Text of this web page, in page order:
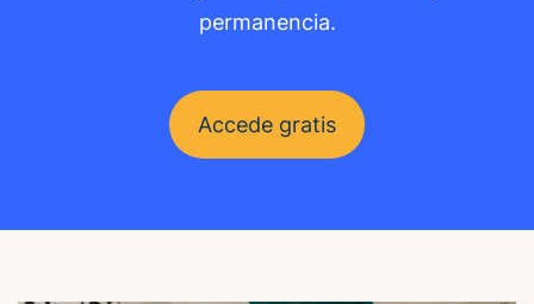
permanencia.
Accede gratis